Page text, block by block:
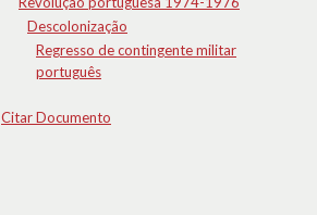
Descolonização
Regresso de contingente militar
português
Citar Documento